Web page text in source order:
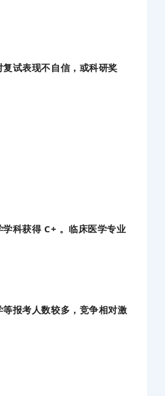
试表现不自信，或科研奖
科获得 C+ 。临床医学专业
报考人数较多，竞争相对激